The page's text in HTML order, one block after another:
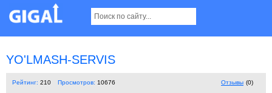
YO'LMASH-SERVIS
Рейтинг: 210 Просмотров: 10676 Отзывы (0)